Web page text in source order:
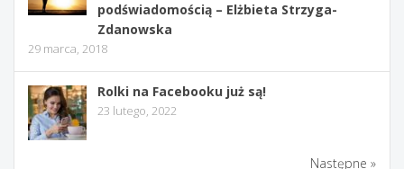
podświadomością – Elżbieta Strzyga-
Zdanowska
29 marca, 2018
Rolki na Facebooku już są!
23 lutego, 2022
Następne »